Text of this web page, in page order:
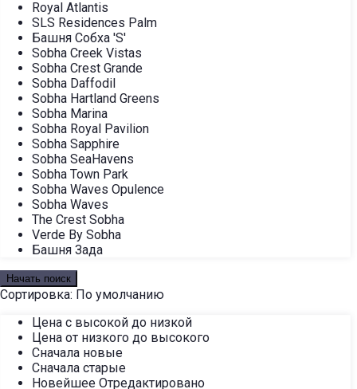
Royal Atlantis
SLS Residences Palm
Башня Собха 'S'
Sobha Creek Vistas
Sobha Crest Grande
Sobha Daffodil
Sobha Hartland Greens
Sobha Marina
Sobha Royal Pavilion
Sobha Sapphire
Sobha SeaHavens
Sobha Town Park
Sobha Waves Opulence
Sobha Waves
The Crest Sobha
Verde By Sobha
Башня Зада
Начать поиск
Сортировка: По умолчанию
Цена с высокой до низкой
Цена от низкого до высокого
Сначала новые
Сначала старые
Новейшее Отредактировано